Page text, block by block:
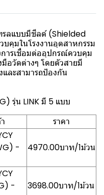
ลแบบมีชีลด์ (Shielded
มในโรงงานอุตสาหกรรม
ารเชื่อมต่ออุปกรณ์ควบคุม
มือวัดต่างๆ โดยตัวสายมี
ละสามารถป้องกัน
รุ่น LINK มี 5 แบบ
ราคา
-
4970.00บาท/1ม้วน
-
3698.00บาท/1ม้วน